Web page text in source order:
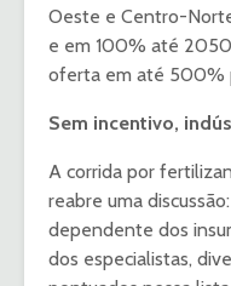
Oeste e Centro-
e em 100% até
oferta em até 500%
Sem incentivo,
A corrida por
reabre uma
dependente dos
dos especialistas,